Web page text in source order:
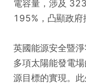
電容量，涉及
195%，凸顯政府
英國能源安全暨
多項太陽能發電
源目標的實現。